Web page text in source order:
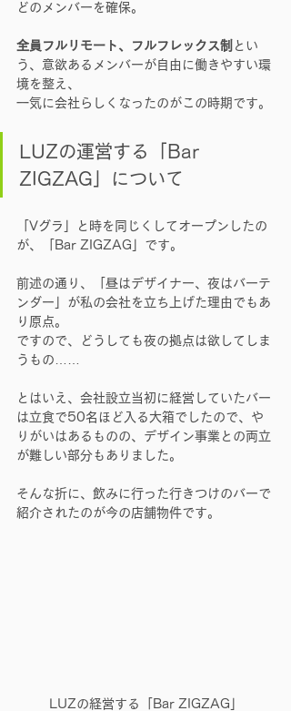
どのメンバーを確保。
全員フルリモート、フルフレックス制 とい
う、意欲あるメンバーが自由に働きやすい環
境を整え、
一気に会社らしくなったのがこの時期です。
LUZの運営する「Bar
ZIGZAG」について
「Vグラ」と時を同じくしてオープンしたの
が、「Bar ZIGZAG」です。
前述の通り、「昼はデザイナー、夜はバーテ
ンダー」が私の会社を立ち上げた理由でもあ
り原点。
ですので、どうしても夜の拠点は欲してしま
うもの……
とはいえ、会社設立当初に経営していたバー
は立食で50名ほど入る大箱でしたので、や
りがいはあるものの、デザイン事業との両立
が難しい部分もありました。
そんな折に、飲みに行った行きつけのバーで
紹介されたのが今の店舗物件です。
LUZの経営する「Bar ZIGZAG」